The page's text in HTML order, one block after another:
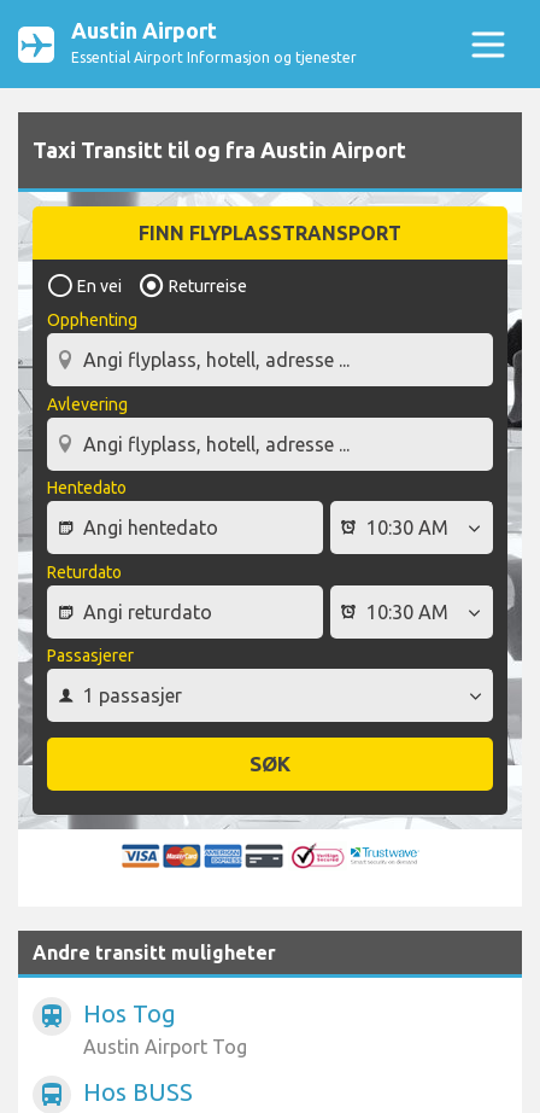
Austin Airport
Essential Airport Informasjon og tjenester
Taxi Transitt til og fra Austin Airport
FINN FLYPLASSTRANSPORT
En vei
Returreise
Opphenting
Avlevering
Hentedato
Returdato
Passasjerer
SØK
Andre transitt muligheter
train Hos Tog
Austin Airport Tog
directions_bus Hos BUSS